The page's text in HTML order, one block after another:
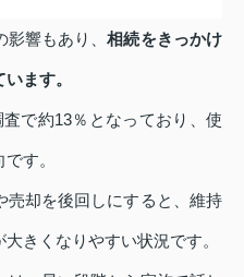
影響もあり、相続をきっかけ
ます。
で約13％となっており、使
す。
売却を後回しにすると、維持
きくなりやすい状況です。